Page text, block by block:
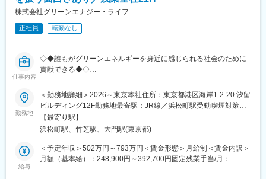
「家はモノではなく、暮らしの時間をつくるもの」という考えの
もと、デザイン性とライフスタイル提案にこだわった住宅を提供
しています。
推進。
現場管理とお客様対応に集中できる環境を整えています。
変更の範囲：会社の定める業務
ね、2016年3月には創立60周年を迎えました。近年は震災の復興
需要という建設業にとって追い風が吹いていましたが、それも止
みつつあり、事業環境は厳しさを増すことが予想されます。同社
は、いかなる環境の中でも顧客に選んでもらえる企業であり続け
るべく、幅広い分野における長期の経験で培ってきた「施工
力」、次世代の安全で安心な社会の実現を目指す「技術力」、全
社員の情熱による「総合力」の更なる向上に努力をつくしていま
を続けていきます。
■施工実績
泉幼稚園
AWEP小名浜バイオマス発電事業木質ペレット・PKS保管所
株式会社グリーンエナジー・ライフ
正社員 転勤なし
仕事内容
◇◆誰もがグリーンエネルギーを身近に感じられる社会のために
貢献できる◆◇
● 電気の新しい常識を作る挑戦◎
● ライフワークバランスを大切にする社風
● 東証グロース上場グループ会社で安定基盤
■ 業務概要
系統用蓄電池・高圧太陽光・低圧太陽光の工程管理を行っていた
だきます。
勤務地
＜勤務地詳細＞2026～東京本社住所：東京都港区海岸1-2-20 汐留
ビルディング12F勤務地最寄駅：JR線／浜松町駅受動喫煙対策：
敷地内喫煙可能場所あり変更の範囲：会社の定める事業所
【最寄り駅】
浜松町駅、竹芝駅、大門駅(東京都)
給与
＜予定年収＞502万円～793万円＜賃金形態＞月給制＜賃金内訳＞
月額（基本給）：248,900円～392,700円固定残業手当/月：